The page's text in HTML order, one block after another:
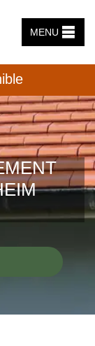
MENU